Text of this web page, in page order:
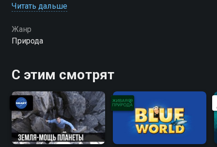
зрелище: первые лучи солнца, поднимаясь над
создавая волшебную картину
Читать дальше
Жанр
Природа
С этим смотрят